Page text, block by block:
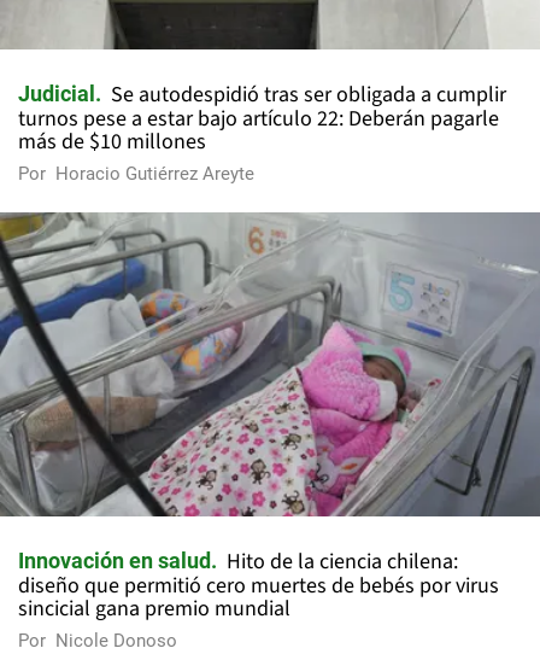
Judicial
Se autodespidió tras ser obligada a cumplir
turnos pese a estar bajo artículo 22: Deberán pagarle
más de $10 millones
Por Horacio Gutiérrez Areyte
Innovación en salud
Hito de la ciencia chilena:
diseño que permitió cero muertes de bebés por virus
sincicial gana premio mundial
Por Nicole Donoso